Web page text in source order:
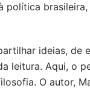
política
ideias, de
leitura. Aqui, o
O autor,